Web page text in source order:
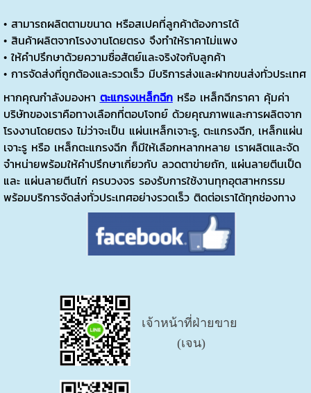
• สามารถผลิตตามขนาด หรือสเปคที่ลูกค้าต้องการได้
• สินค้าผลิตจากโรงงานโดยตรง จึงทำให้ราคาไม่แพง
• ให้คำปรึกษาด้วยความซื่อสัตย์และจริงใจกับลูกค้า
• การจัดส่งที่ถูกต้องและรวดเร็ว มีบริการส่งและฝากขนส่งทั่วประเทศ
หากคุณกำลังมองหา ตะแกรงเหล็กฉีกหรือ เหล็กฉีกราคา คุ้มค่า
บริษัทของเราคือทางเลือกที่ตอบโจทย์ ด้วยคุณภาพและการผลิตจาก
โรงงานโดยตรง ไม่ว่าจะเป็น แผ่นเหล็กเจาะรู, ตะแกรงฉีก, เหล็กแผ่น
เจาะรู หรือ เหล็กตะแกรงฉีก ก็มีให้เลือกหลากหลาย เราผลิตและจัด
จำหน่ายพร้อมให้คำปรึกษาเกี่ยวกับ ลวดตาข่ายถัก, แผ่นลายตีนเป็ด
และ แผ่นลายตีนไก่ ครบวงจร รองรับการใช้งานทุกอุตสาหกรรม
พร้อมบริการจัดส่งทั่วประเทศอย่างรวดเร็ว ติดต่อเราได้ทุกช่องทาง
เจ้าหน้าที่ฝ่ายขาย
(เจน)